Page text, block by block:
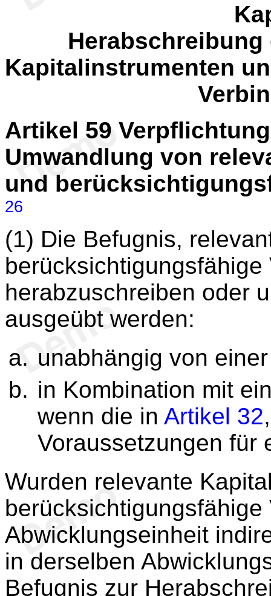
Kapitalinstrumenten
Artikel 59
Umwandlung von
und
26
(1) Die Befugnis,
herabzuschreiben oder
ausgeübt werden:
unabhängig von
in Kombination mit
wenn die in Artikel 32
Voraussetzungen für
Wurden relevante
Abwicklungseinheit
in derselben
Befugnis zur